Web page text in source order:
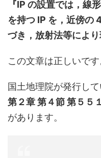
『IP の設置では，線
を持つ IP を，近傍の
づき，放射法等により
この文章は正しいです
国土地理院が発行して
第２章 第４節 第５５
があります。